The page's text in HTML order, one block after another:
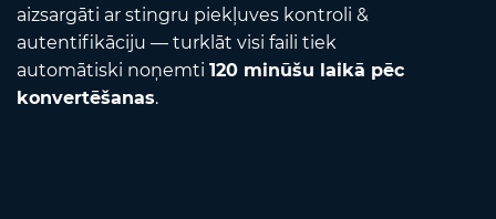
aizsargāti ar stingru piekļuves kontroli &
autentifikāciju — turklāt visi faili tiek
automātiski noņemti 120 minūšu laikā pēc
konvertēšanas.